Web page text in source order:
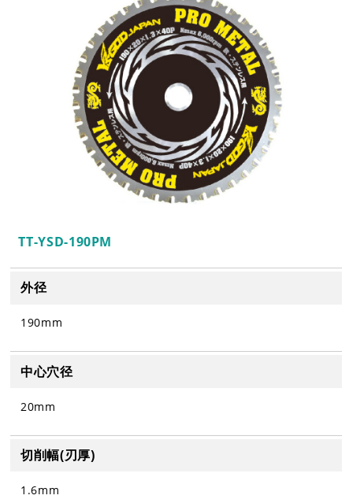
TT-YSD-190PM
外径
190mm
中心穴径
20mm
切削幅(刃厚)
1.6mm